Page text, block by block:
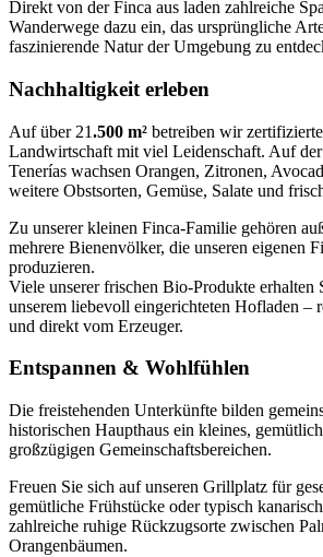
Direkt von der Finca aus laden zahlreiche
Wanderwege dazu ein, das ursprüngliche
faszinierende Natur der Umgebung zu
Nachhaltigkeit erleben
Auf über 21.500 m² betreiben wir
Landwirtschaft mit viel Leidenschaft. Auf
Tenerías wachsen Orangen, Zitronen,
weitere Obstsorten, Gemüse, Salate und
Zu unserer kleinen Finca-Familie gehören
mehrere Bienenvölker, die unseren eigenen
produzieren.
Viele unserer frischen Bio-Produkte erhalten
unserem liebevoll eingerichteten Hofladen –
und direkt vom Erzeuger.
Entspannen & Wohlfühlen
Die freistehenden Unterkünfte bilden
historischen Haupthaus ein kleines,
großzügigen Gemeinschaftsbereichen.
Freuen Sie sich auf unseren Grillplatz für
gemütliche Frühstücke oder typisch
zahlreiche ruhige Rückzugsorte zwischen
Orangenbäumen.